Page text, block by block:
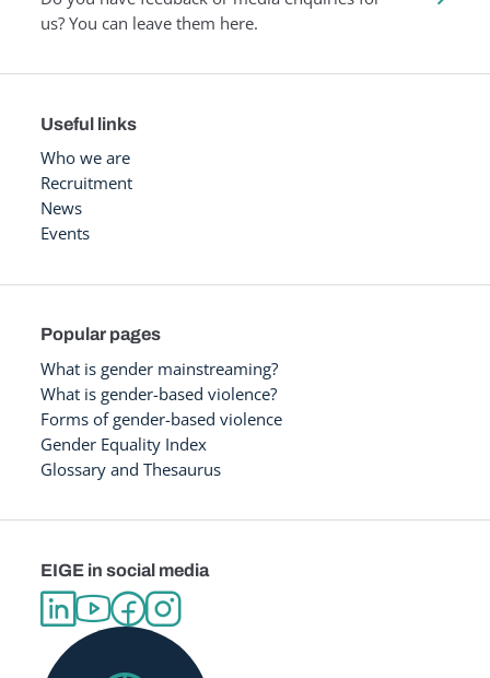
us? You can leave them here.
Useful links
Who we are
Recruitment
News
Events
Popular pages
What is gender mainstreaming?
What is gender-based violence?
Forms of gender-based violence
Gender Equality Index
Glossary and Thesaurus
EIGE in social media